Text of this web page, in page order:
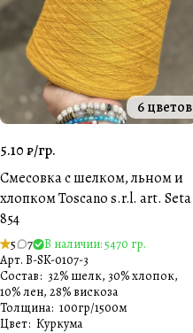
6 цветов
5.10 ₽/гр.
Смесовка с шелком, льном и
хлопком Toscano s.r.l. art. Seta
854
5 7
В наличии: 5470 гр.
Арт. B-SK-0107-3
Состав: 32% шелк, 30% хлопок,
10% лен, 28% вискоза
Толщина: 100гр/1500м
Цвет: Куркума